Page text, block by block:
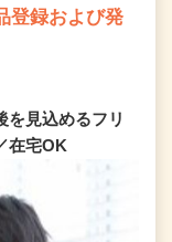
登録および発
を見込めるフリ
在宅OK